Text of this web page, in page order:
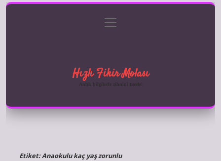
Gizlilik Politikası
menüyü
aç
Hızlı Fikir Molası
Anlık bilgilerle zihnini tazele!
Etiket:Anaokulu kaç yaş zorunlu